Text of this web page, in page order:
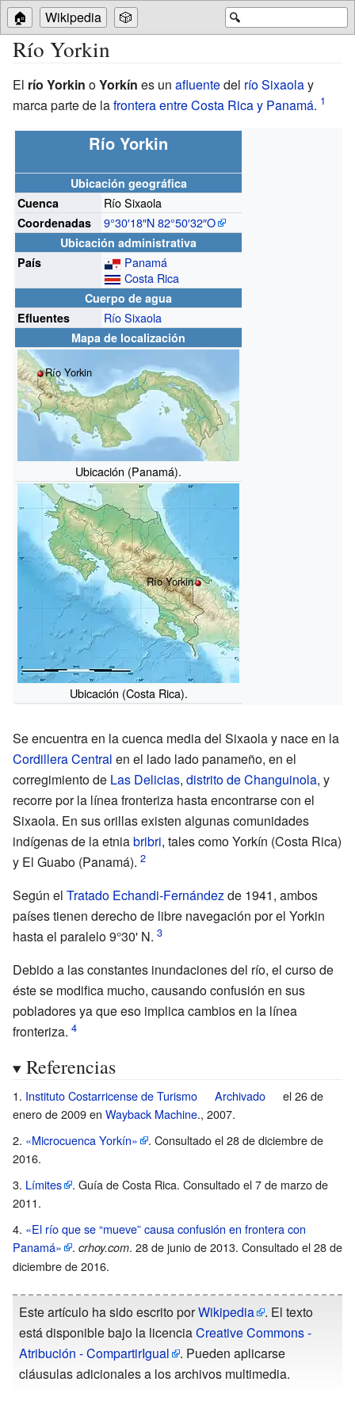
🔍
🏠 Wikipedia 🎲
Río Yorkin
El río Yorkin oYorkín es un afluentedel río Sixaolay
marca parte de lafrontera entre Costa Rica y Panamá.
Río Yorkin
Ubicación geográfica
Cuenca
Río Sixaola
Coordenadas 9°30′18″N82°50′32″O
Ubicación administrativa
País
Panamá
Costa Rica
Cuerpo de agua
Efluentes
Río Sixaola
Mapa de localización
Río Yorkin
Ubicación (Panamá).
Río Yorkin
Ubicación (Costa Rica).
Se encuentra en la cuenca media del Sixaola y nace en la
Cordillera Central en el lado lado panameño, en el
corregimiento de Las Delicias, distrito de Changuinola, y
recorre por la línea fronteriza hasta encontrarse con el
Sixaola. En sus orillas existen algunas comunidades
indígenas de la etniabribri, tales como Yorkín (Costa Rica)
y El Guabo (Panamá).
Según el Tratado Echandi-Fernándezde 1941, ambos
países tienen derecho de libre navegación por el Yorkin
hasta el paralelo 9°30' N.
Debido a las constantes inundaciones del río, el curso de
éste se modifica mucho, causando confusión en sus
pobladores ya que eso implica cambios en la línea
fronteriza.
Referencias
Instituto Costarricense de Turismo Archivado
el 26 de
enero de 2009 en Wayback Machine., 2007.
«Microcuenca Yorkín»
. Consultado el 28 de diciembre de
2016.
Límites
. Guía de Costa Rica. Consultado el 7 de marzo de
2011.
«El río que se “mueve” causa confusión en frontera con
Panamá»
. crhoy.com. 28 de junio de 2013. Consultado el 28 de
diciembre de 2016.
Este artículo ha sido escrito porWikipedia
. El texto
está disponible bajo la licenciaCreative Commons -
Atribución - CompartirIgual
. Pueden aplicarse
cláusulas adicionales a los archivos multimedia.